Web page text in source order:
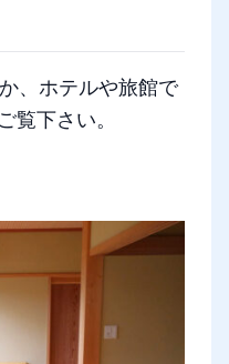
、ホテルや旅館で
覧下さい。